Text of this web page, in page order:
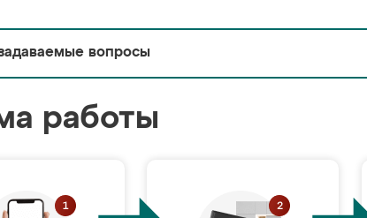
вопросы
работы